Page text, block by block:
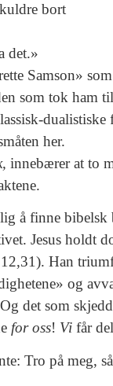
bort
det.»
Samson»
som tok ham
her.
innebærer at to
å finne bibelsk
Jesus holdt
Han
og
det som
for oss! Vi får
Tro på meg,